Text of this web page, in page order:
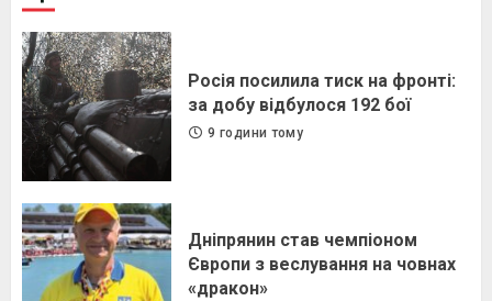
Росія посилила тиск на фронті:
за добу відбулося 192 бої
9 години тому
Дніпрянин став чемпіоном
Європи з веслування на човнах
«дракон»